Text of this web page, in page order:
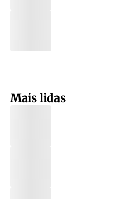
Mais lidas